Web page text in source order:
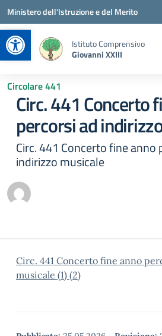
Apri la barra degli
Vai ai contenuti
Vai al menu di navigazione
Vai al footer
Ministero dell'Istruzione e del Merito
Istituto Comprensivo
Giovanni XXIII
Circolare 441
Circ. 441 Concerto
percorsi ad
Circ. 441 Concerto fine anno
indirizzo musicale
Circ. 441 Concerto fine anno
musicale (1) (2)